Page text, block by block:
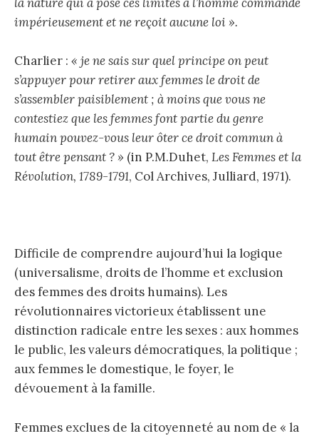
impérieusement et ne reçoit aucune loi ».
Charlier : « je ne sais sur quel principe on peut
s’appuyer pour retirer aux femmes le droit de
s’assembler paisiblement ; à moins que vous ne
contestiez que les femmes font partie du genre
humain pouvez-vous leur ôter ce droit commun à
tout être pensant ? » (in P.M.Duhet, Les Femmes et la
Révolution, 1789-1791, Col Archives, Julliard, 1971).
Difficile de comprendre aujourd’hui la logique
(universalisme, droits de l’homme et exclusion
des femmes des droits humains). Les
révolutionnaires victorieux établissent une
distinction radicale entre les sexes : aux hommes
le public, les valeurs démocratiques, la politique ;
aux femmes le domestique, le foyer, le
dévouement à la famille.
Femmes exclues de la citoyenneté au nom de « la